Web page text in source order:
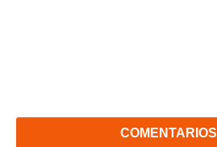
COMENTARIOS